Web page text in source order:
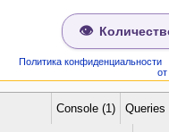
ЕжеВиКа-ТаНаХ
ЕжеВиКа-Публикации
ЕжеВиКа-Книги (бумажные и
электронные), аудиокурсы,
Политика конфиденциальности
Console (1) Queries